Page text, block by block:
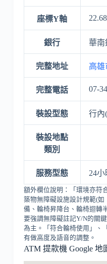
座標Y軸
銀行 華南
完整地址 高雄
完整電話 07-
裝設型態 行內
裝設地點
類別
服務型態 24
額外欄位說明：「環境亦符
築物無障礙設施設計規範(
備、輪椅昇降台、輪椅迴轉
要強調無障礙註記Y/N的關
為主。「符合輪椅使用」、
有做高度及語音的調整。
ATM 提款機 Google 地